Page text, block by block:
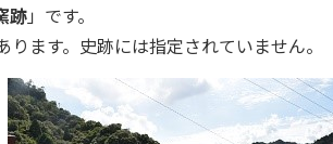
跡 」です。
ます。史跡には指定されていません。